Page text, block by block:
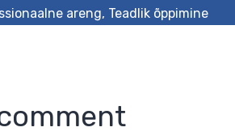
areng, Teadlik õppimine